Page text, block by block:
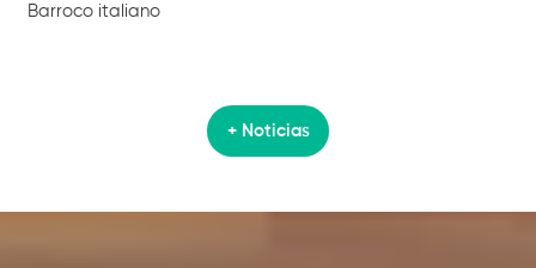
Barroco italiano
+ Noticias